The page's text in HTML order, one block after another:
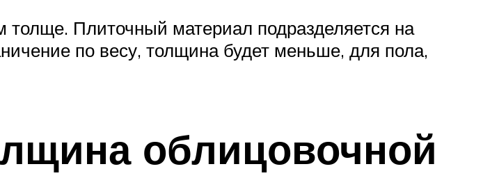
толще. Плиточный материал подразделяется на
по весу, толщина будет меньше, для пола,
облицовочной